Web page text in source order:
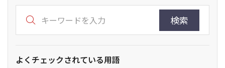
検索
よくチェックされている用語